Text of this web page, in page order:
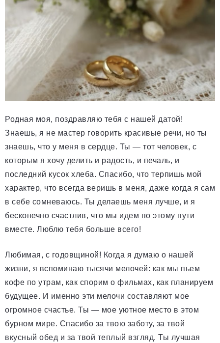
Родная моя, поздравляю тебя с нашей датой!
Знаешь, я не мастер говорить красивые речи, но ты
знаешь, что у меня в сердце. Ты — тот человек, с
которым я хочу делить и радость, и печаль, и
последний кусок хлеба. Спасибо, что терпишь мой
характер, что всегда веришь в меня, даже когда я сам
в себе сомневаюсь. Ты делаешь меня лучше, и я
бесконечно счастлив, что мы идем по этому пути
вместе. Люблю тебя больше всего!
Любимая, с годовщиной! Когда я думаю о нашей
жизни, я вспоминаю тысячи мелочей: как мы пьем
кофе по утрам, как спорим о фильмах, как планируем
будущее. И именно эти мелочи составляют мое
огромное счастье. Ты — мое уютное место в этом
бурном мире. Спасибо за твою заботу, за твой
вкусный обед и за твой теплый взгляд. Ты лучшая